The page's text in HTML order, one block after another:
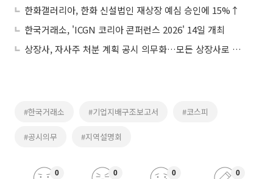
한화갤러리아, 한화 신설법인 재상장 예심 승인에 15%↑
한국거래소, 'ICGN 코리아 콘퍼런스 2026' 14일 개최
상장사, 자사주 처분 계획 공시 의무화…모든 상장사로 확대
#한국거래소 #기업지배구조보고서 #코스피
#공시의무 #지역설명회
0 0 0 0